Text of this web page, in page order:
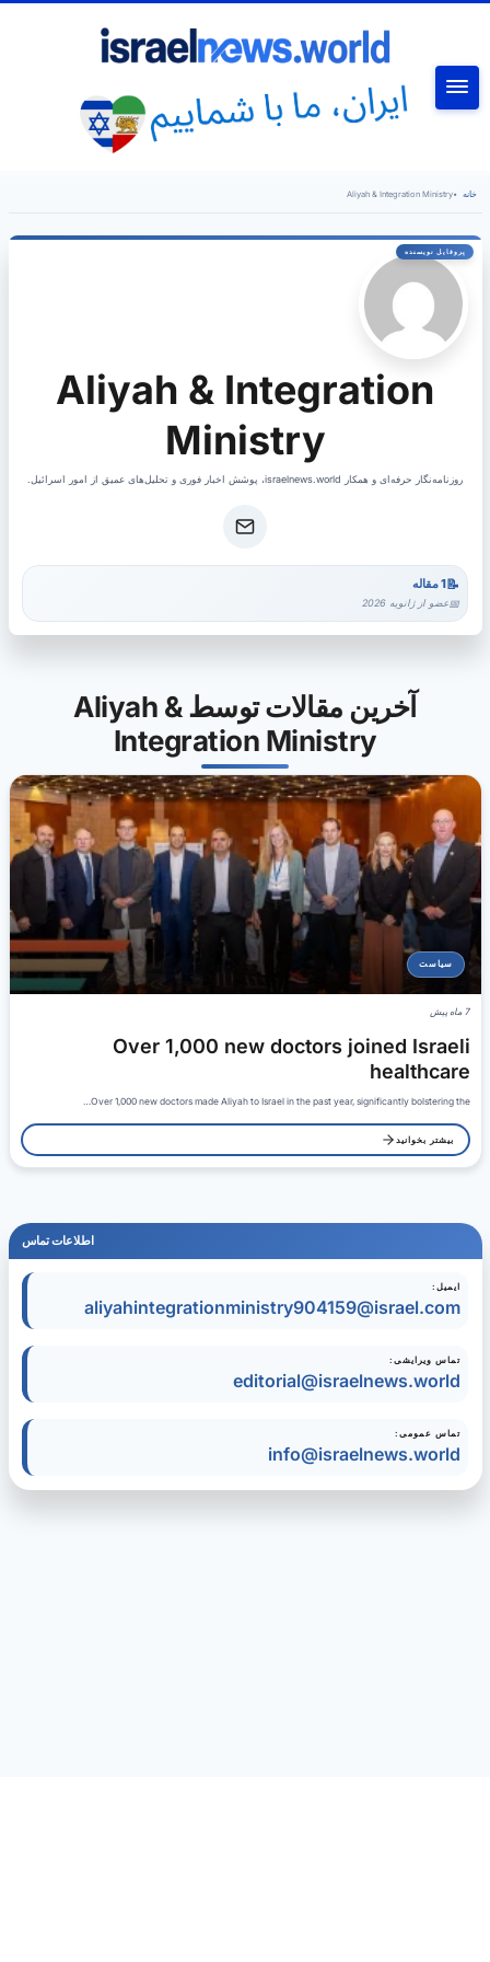
خانه •
Aliyah & Integration Ministry
Aliyah & Integration
Ministry
روزنامه‌نگار حرفه‌ای و همکار israelnews.world، پوشش اخبار فوری و تحلیل‌های عمیق از امور اسرائیل.
1 مقاله
عضو از ژانویه 2026
آخرین مقالات توسط Aliyah &
Integration Ministry
سیاست
7 ماه پیش
Over 1,000 new doctors joined Israeli
healthcare
Over 1,000 new doctors made Aliyah to Israel in the past year, significantly bolstering the…
بیشتر بخوانید
اطلاعات تماس
ایمیل:
aliyahintegrationministry904159@israel.com
تماس ویرایشی:
editorial@israelnews.world
تماس عمومی:
info@israelnews.world